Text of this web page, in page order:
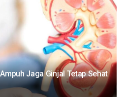
Jaga Ginjal Tetap Sehat